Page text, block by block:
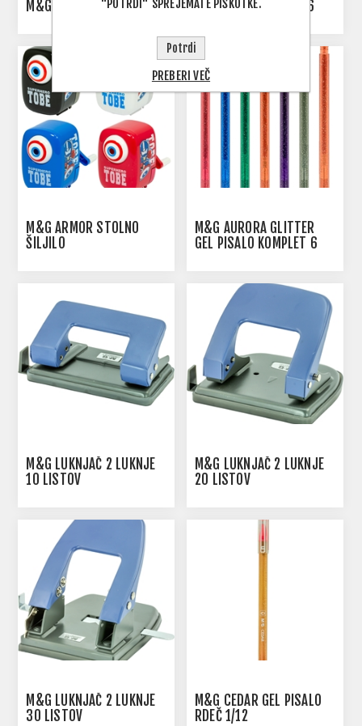
M&G AKRILNI MARKER 1/5 SVINČNIK 0,5 MM 1/36
M&G ARMOR STOLNO
ŠILJILO
M&G AURORA GLITTER
GEL PISALO KOMPLET 6
M&G LUKNJAČ 2 LUKNJE
10 LISTOV
M&G LUKNJAČ 2 LUKNJE
20 LISTOV
M&G LUKNJAČ 2 LUKNJE
30 LISTOV
M&G CEDAR GEL PISALO
RDEČ 1/12
"POTRDI" SPREJEMATE PIŠKOTKE.
Potrdi
PREBERI VEČ